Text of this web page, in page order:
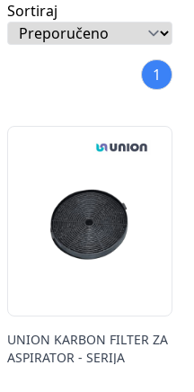
Sortiraj
1
UNION KARBON FILTER ZA
ASPIRATOR - SERIJA